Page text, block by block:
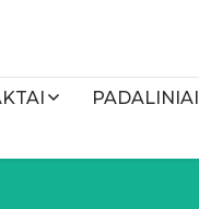
PADALINIAI